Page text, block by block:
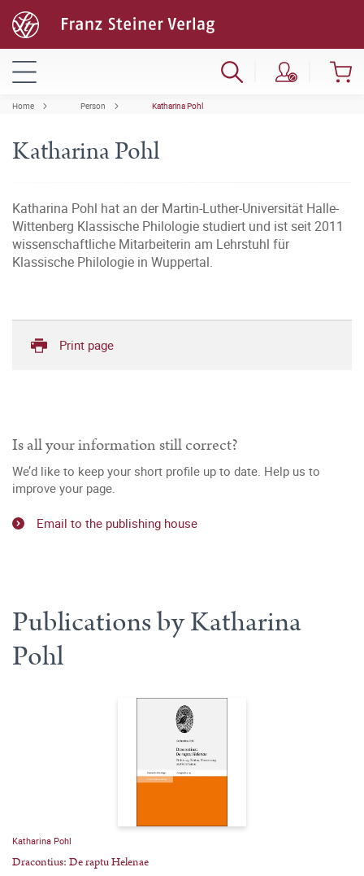
Home Person Katharina Pohl
Katharina Pohl
Katharina Pohl hat an der Martin-Luther-Universität Halle-
Wittenberg Klassische Philologie studiert und ist seit 2011
wissenschaftliche Mitarbeiterin am Lehrstuhl für
Klassische Philologie in Wuppertal.
Print page
Is all your information still correct?
We’d like to keep your short profile up to date. Help us to
improve your page.
Email to the publishing house
Publications by Katharina
Pohl
Katharina Pohl
Dracontius: De raptu Helenae